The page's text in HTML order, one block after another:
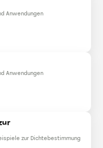
Anwendungen
Anwendungen
zur Dichtebestimmung